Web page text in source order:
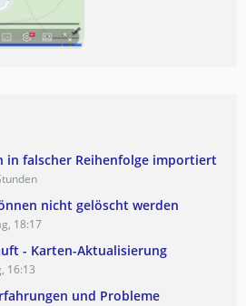
in falscher Reihenfolge importiert
nicht gelöscht werden
18:17
- Karten-Aktualisierung
16:13
und Probleme